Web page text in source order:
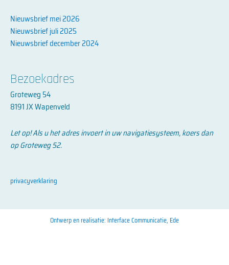
Nieuwsbrief mei 2026
Nieuwsbrief juli 2025
Nieuwsbrief december 2024
Bezoekadres
Groteweg 54
8191 JX Wapenveld
Let op! Als u het adres invoert in uw navigatiesysteem, koers dan
op Groteweg 52.
privacyverklaring
Ontwerp en realisatie: Interface Communicatie, Ede​